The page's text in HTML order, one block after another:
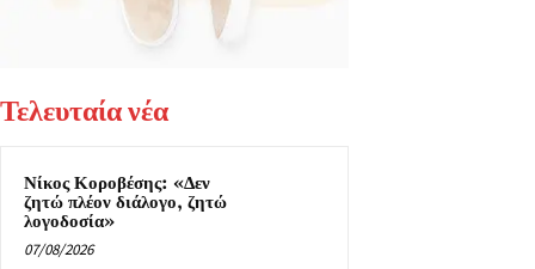
Τελευταία νέα
Νίκος Κοροβέσης: «Δεν
ζητώ πλέον διάλογο, ζητώ
λογοδοσία»
07/08/2026